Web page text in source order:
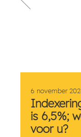
6 november
is 6,5%;
voor u?